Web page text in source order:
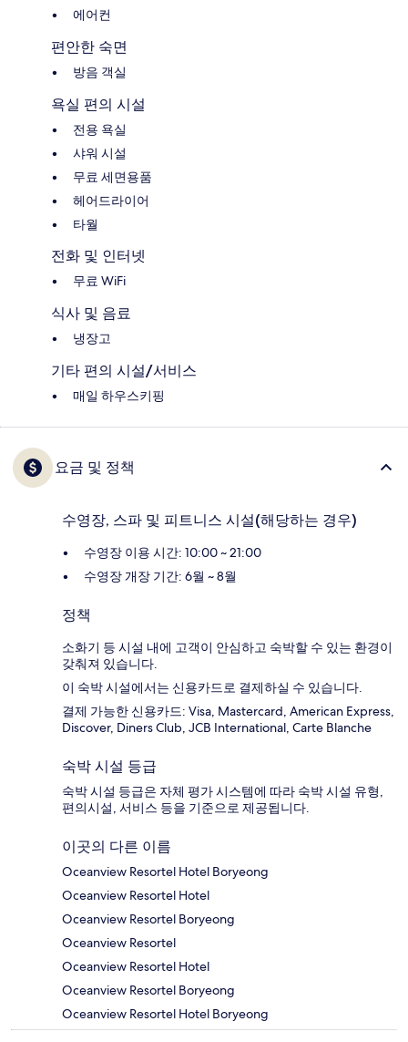
에어컨
편안한 숙면
방음 객실
욕실 편의 시설
전용 욕실
샤워 시설
무료 세면용품
헤어드라이어
타월
전화 및 인터넷
무료 WiFi
식사 및 음료
냉장고
기타 편의 시설/서비스
매일 하우스키핑
요금 및 정책
수영장, 스파 및 피트니스 시설(해당하는 경우)
수영장 이용 시간: 10:00 ~ 21:00
수영장 개장 기간: 6월 ~ 8월
정책
소화기 등 시설 내에 고객이 안심하고 숙박할 수 있는 환경이
갖춰져 있습니다.
이 숙박 시설에서는 신용카드로 결제하실 수 있습니다.
결제 가능한 신용카드: Visa, Mastercard, American Express,
Discover, Diners Club, JCB International, Carte Blanche
숙박 시설 등급
숙박 시설 등급은 자체 평가 시스템에 따라 숙박 시설 유형,
편의시설, 서비스 등을 기준으로 제공됩니다.
이곳의 다른 이름
Oceanview Resortel Hotel Boryeong
Oceanview Resortel Hotel
Oceanview Resortel Boryeong
Oceanview Resortel
Oceanview Resortel Hotel
Oceanview Resortel Boryeong
Oceanview Resortel Hotel Boryeong